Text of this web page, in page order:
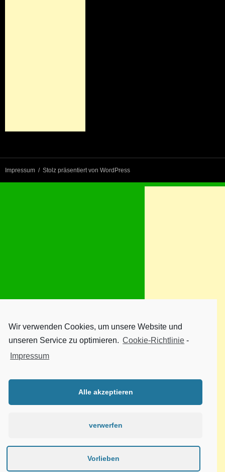
Wir verwenden Cookies, um unsere Website und
unseren Service zu optimieren. Cookie-Richtlinie -
Impressum
Alle akzeptieren
verwerfen
Vorlieben
Impressum Stolz präsentiert von WordPress